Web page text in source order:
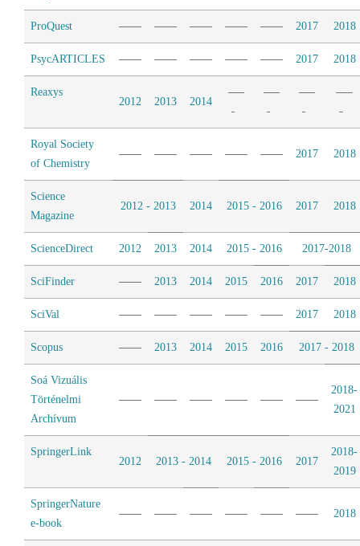
ProQuest 2017 2018
PsycARTICLES 2017 2018
Reaxys
2012
2013 2014
Royal Society
of Chemistry
2017 2018
Science
Magazine
2012 - 2013 2014 2015 - 2016 2017 2018
ScienceDirect 2012 2013 2014 2015 - 2016 2017-2018
SciFinder 2013 2014 2015 2016 2017 2018
SciVal 2017 2018
Scopus 2013 2014 2015 2016 2017 - 2018
Soá Vizuális
Történelmi
Archívum
2018-
2021
SpringerLink
2012
2013 - 2014 2015 - 2016 2017
2018-
2019
SpringerNature
e-book
2018